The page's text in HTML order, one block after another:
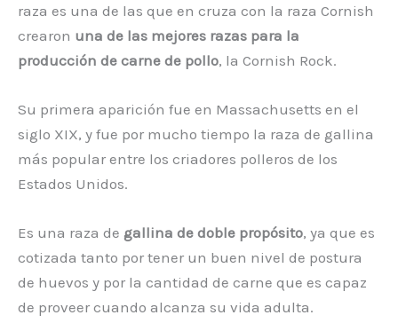
raza es una de las que en cruza con la raza Cornish
crearon una de las mejores razas para la
producción de carne de pollo, la Cornish Rock.
Su primera aparición fue en Massachusetts en el
siglo XIX, y fue por mucho tiempo la raza de gallina
más popular entre los criadores polleros de los
Estados Unidos.
Es una raza de gallina de doble propósito, ya que es
cotizada tanto por tener un buen nivel de postura
de huevos y por la cantidad de carne que es capaz
de proveer cuando alcanza su vida adulta.